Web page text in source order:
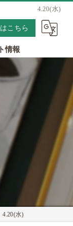
4.20(水)
こちら
情報
4.20(水)